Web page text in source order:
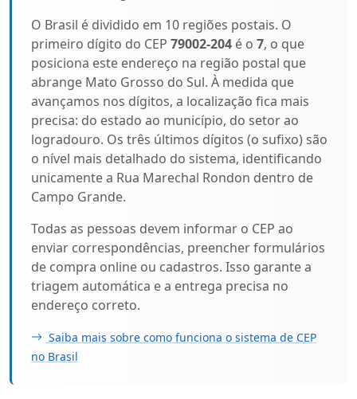
O Brasil é dividido em 10 regiões postais. O
primeiro dígito do CEP 79002-204 é o 7, o que
posiciona este endereço na região postal que
abrange Mato Grosso do Sul. À medida que
avançamos nos dígitos, a localização fica mais
precisa: do estado ao município, do setor ao
logradouro. Os três últimos dígitos (o sufixo) são
o nível mais detalhado do sistema, identificando
unicamente a Rua Marechal Rondon dentro de
Campo Grande.
Todas as pessoas devem informar o CEP ao
enviar correspondências, preencher formulários
de compra online ou cadastros. Isso garante a
triagem automática e a entrega precisa no
endereço correto.
Saiba mais sobre como funciona o sistema de CEP
no Brasil